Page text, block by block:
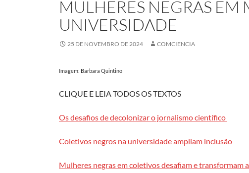
MULHERES NEGRAS
UNIVERSIDADE
25 DE NOVEMBRO DE 2024 COMCIENCIA
Imagem: Barbara Quintino
CLIQUE E LEIA TODOS OS TEXTOS
Os desafios de decolonizar o jornalismo científico
Coletivos negros na universidade ampliam inclusão
Mulheres negras em coletivos desafiam e transformam